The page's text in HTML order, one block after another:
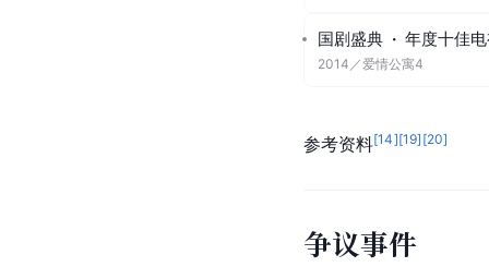
国剧盛典 · 年度十佳
2014 ／爱情公寓4
参考资料[14][19] [20]
争议事件